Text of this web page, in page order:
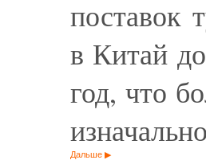
поставок
в Китай
год, что
Дальше